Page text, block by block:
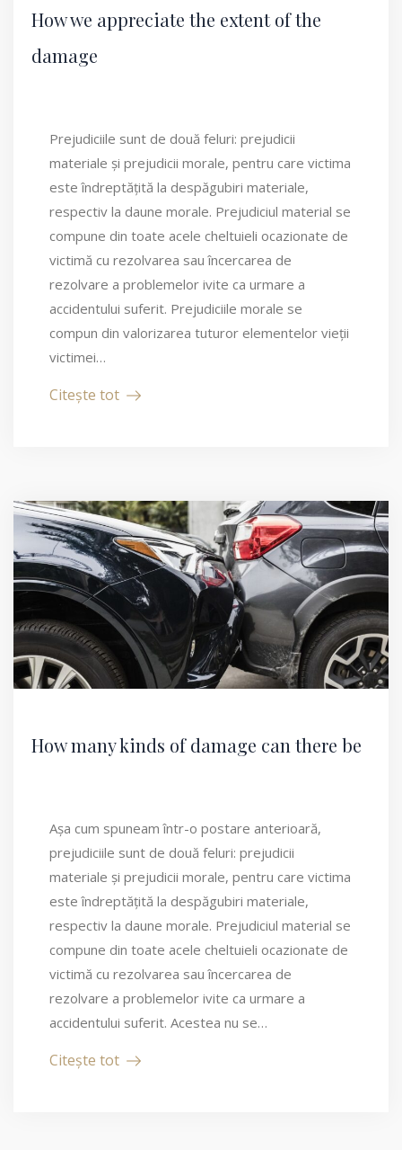
How we appreciate the extent of the
damage
Prejudiciile sunt de două feluri: prejudicii
materiale și prejudicii morale, pentru care victima
este îndreptățită la despăgubiri materiale,
respectiv la daune morale. Prejudiciul material se
compune din toate acele cheltuieli ocazionate de
victimă cu rezolvarea sau încercarea de
rezolvare a problemelor ivite ca urmare a
accidentului suferit. Prejudiciile morale se
compun din valorizarea tuturor elementelor vieții
victimei…
Citește tot
How many kinds of damage can there be
Așa cum spuneam într-o postare anterioară,
prejudiciile sunt de două feluri: prejudicii
materiale și prejudicii morale, pentru care victima
este îndreptățită la despăgubiri materiale,
respectiv la daune morale. Prejudiciul material se
compune din toate acele cheltuieli ocazionate de
victimă cu rezolvarea sau încercarea de
rezolvare a problemelor ivite ca urmare a
accidentului suferit. Acestea nu se…
Citește tot